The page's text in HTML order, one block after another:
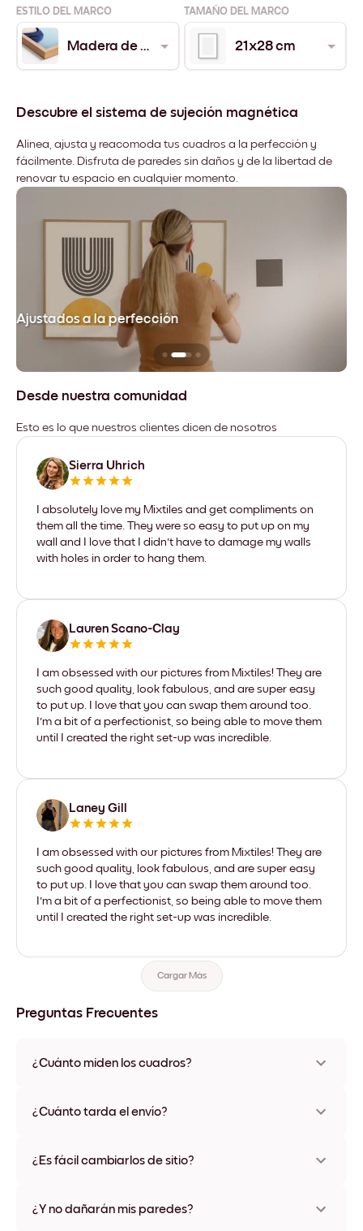
ESTILO DEL MARCO TAMAÑO DEL MARCO
Madera de Roble 21x28 cm
Descubre el sistema de sujeción magnética
Alinea, ajusta y reacomoda tus cuadros a la perfección y
fácilmente. Disfruta de paredes sin daños y de la libertad de
renovar tu espacio en cualquier momento.
Ajustados a la perfección
Desde nuestra comunidad
Esto es lo que nuestros clientes dicen de nosotros
Sierra Uhrich
I absolutely love my Mixtiles and get compliments on
them all the time. They were so easy to put up on my
wall and I love that I didn't have to damage my walls
with holes in order to hang them.
Lauren Scano-Clay
I am obsessed with our pictures from Mixtiles! They are
such good quality, look fabulous, and are super easy
to put up. I love that you can swap them around too.
I'm a bit of a perfectionist, so being able to move them
until I created the right set-up was incredible.
Laney Gill
I am obsessed with our pictures from Mixtiles! They are
such good quality, look fabulous, and are super easy
to put up. I love that you can swap them around too.
I'm a bit of a perfectionist, so being able to move them
until I created the right set-up was incredible.
Cargar Más
Preguntas Frecuentes
¿Cuánto miden los cuadros?
varios materiales y colores de marco, incluidas opciones sin
¿Cuánto tarda el envío?
disponibles en algunos países. Te enviaremos un número de
¿Es fácil cambiarlos de sitio?
ningún daño
¿Y no dañarán mis paredes?